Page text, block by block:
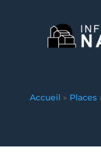
Accueil » Places